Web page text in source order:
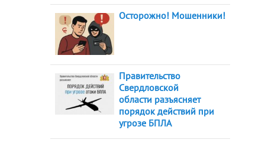
Осторожно! Мошенники!
Правительство
Свердловской
области разъясняет
порядок действий при
угрозе БПЛА